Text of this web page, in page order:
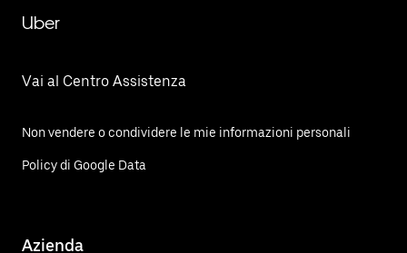
Uber
Vai al Centro Assistenza
Non vendere o condividere le mie informazioni personali
Policy di Google Data
Azienda